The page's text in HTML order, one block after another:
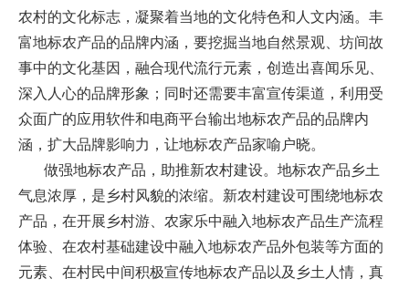
农村的文化标志，凝聚着当地的文化特色和人文内涵。丰
富地标农产品的品牌内涵，要挖掘当地自然景观、坊间故
事中的文化基因，融合现代流行元素，创造出喜闻乐见、
深入人心的品牌形象；同时还需要丰富宣传渠道，利用受
众面广的应用软件和电商平台输出地标农产品的品牌内
涵，扩大品牌影响力，让地标农产品家喻户晓。
做强地标农产品，助推新农村建设。地标农产品乡土
气息浓厚，是乡村风貌的浓缩。新农村建设可围绕地标农
产品，在开展乡村游、农家乐中融入地标农产品生产流程
体验、在农村基础建设中融入地标农产品外包装等方面的
元素、在村民中间积极宣传地标农产品以及乡土人情，真